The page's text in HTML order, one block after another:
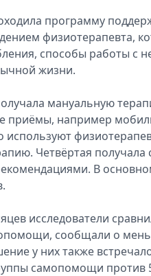
программу
физиотерапевта,
способы работы
жизни.
мануальную
приёмы, например
используют
Четвёртая
В
исследователи
сообщали о
у них также
самопомощи